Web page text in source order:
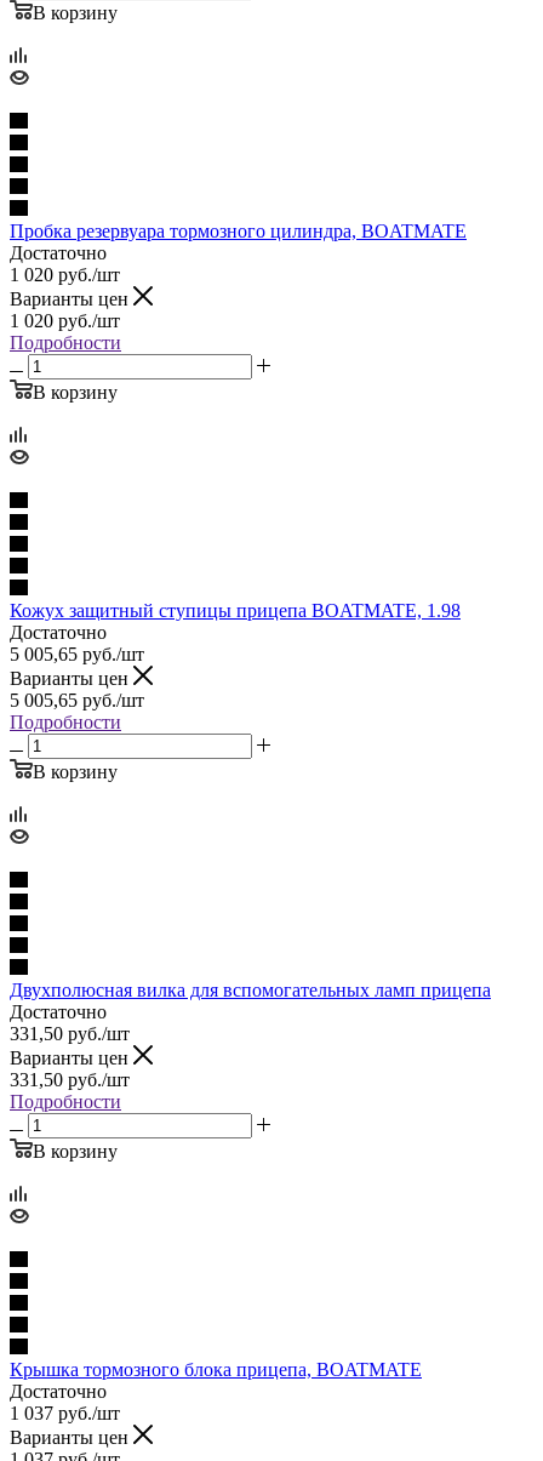
В корзину
Пробка резервуара тормозного цилиндра, BOATMATE
Достаточно
1 020 руб./шт
Варианты цен
1 020 руб./шт
Подробности
В корзину
Кожух защитный ступицы прицепа BOATMATE, 1.98
Достаточно
5 005,65 руб./шт
Варианты цен
5 005,65 руб./шт
Подробности
В корзину
Двухполюсная вилка для вспомогательных ламп прицепа
Достаточно
331,50 руб./шт
Варианты цен
331,50 руб./шт
Подробности
В корзину
Крышка тормозного блока прицепа, BOATMATE
Достаточно
1 037 руб./шт
Варианты цен